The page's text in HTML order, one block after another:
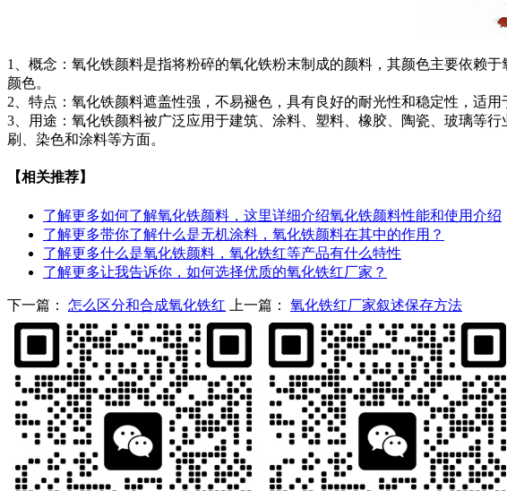
1、概念：氧化铁颜料是指将粉碎的氧化铁粉末制成的颜料，其颜色主要依赖
颜色。
2、特点：氧化铁颜料遮盖性强，不易褪色，具有良好的耐光性和稳定性，适
3、用途：氧化铁颜料被广泛应用于建筑、涂料、塑料、橡胶、陶瓷、玻璃等
刷、染色和涂料等方面。
【相关推荐】
了解更多如何了解氧化铁颜料，这里详细介绍氧化铁颜料性能和使用介绍
了解更多带你了解什么是无机涂料，氧化铁颜料在其中的作用？
了解更多什么是氧化铁颜料，氧化铁红等产品有什么特性
了解更多让我告诉你，如何选择优质的氧化铁红厂家？
下一篇： 怎么区分和合成氧化铁红 上一篇： 氧化铁红厂家叙述保存方法